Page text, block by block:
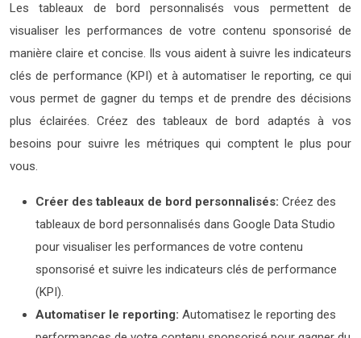
Les tableaux de bord personnalisés vous permettent de
visualiser les performances de votre contenu sponsorisé de
manière claire et concise. Ils vous aident à suivre les indicateurs
clés de performance (KPI) et à automatiser le reporting, ce qui
vous permet de gagner du temps et de prendre des décisions
plus éclairées. Créez des tableaux de bord adaptés à vos
besoins pour suivre les métriques qui comptent le plus pour
vous.
Créer des tableaux de bord personnalisés: Créez des
tableaux de bord personnalisés dans Google Data Studio
pour visualiser les performances de votre contenu
sponsorisé et suivre les indicateurs clés de performance
(KPI).
Automatiser le reporting: Automatisez le reporting des